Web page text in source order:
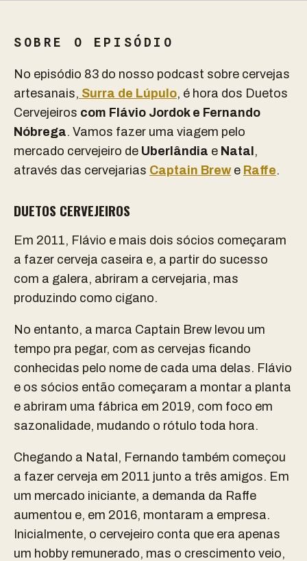
SOBRE O EPISÓDIO
No episódio 83 do nosso podcast sobre cervejas
artesanais, Surra de Lúpulo, é hora dos Duetos
Cervejeiros com Flávio Jordok e Fernando
Nóbrega. Vamos fazer uma viagem pelo
mercado cervejeiro de Uberlândia e Natal ,
através das cervejarias Captain Brewe Raffe.
DUETOS CERVEJEIROS
Em 2011, Flávio e mais dois sócios começaram
a fazer cerveja caseira e, a partir do sucesso
com a galera, abriram a cervejaria, mas
produzindo como cigano.
No entanto, a marca Captain Brew levou um
tempo pra pegar, com as cervejas ficando
conhecidas pelo nome de cada uma delas. Flávio
e os sócios então começaram a montar a planta
e abriram uma fábrica em 2019, com foco em
sazonalidade, mudando o rótulo toda hora.
Chegando a Natal, Fernando também começou
a fazer cerveja em 2011 junto a três amigos. Em
um mercado iniciante, a demanda da Raffe
aumentou e, em 2016, montaram a empresa.
Inicialmente, o cervejeiro conta que era apenas
um hobby remunerado, mas o crescimento veio,